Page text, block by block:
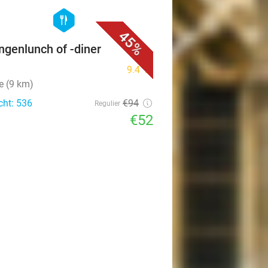
45%
hexagon
food
of -diner
9.4star
(9 km)
536
Regulier €94
€52